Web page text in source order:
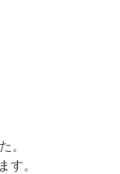
。
す。